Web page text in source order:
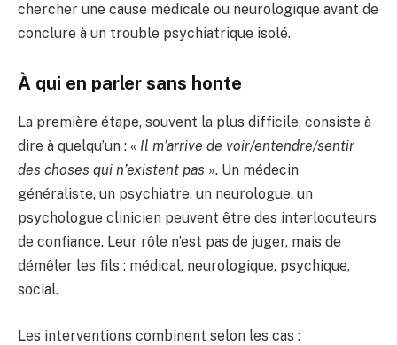
chercher une cause médicale ou neurologique avant de
conclure à un trouble psychiatrique isolé.
À qui en parler sans honte
La première étape, souvent la plus difficile, consiste à
dire à quelqu’un : « Il m’arrive de voir/entendre/sentir
des choses qui n’existent pas ». Un médecin
généraliste, un psychiatre, un neurologue, un
psychologue clinicien peuvent être des interlocuteurs
de confiance. Leur rôle n’est pas de juger, mais de
démêler les fils : médical, neurologique, psychique,
social.
Les interventions combinent selon les cas :